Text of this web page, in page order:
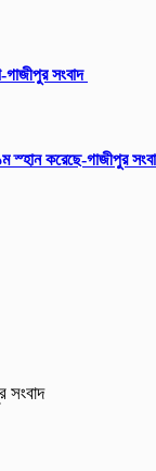
গাজীপুর সংবাদ
স্হান করেছে-গাজীপুর
সংবাদ